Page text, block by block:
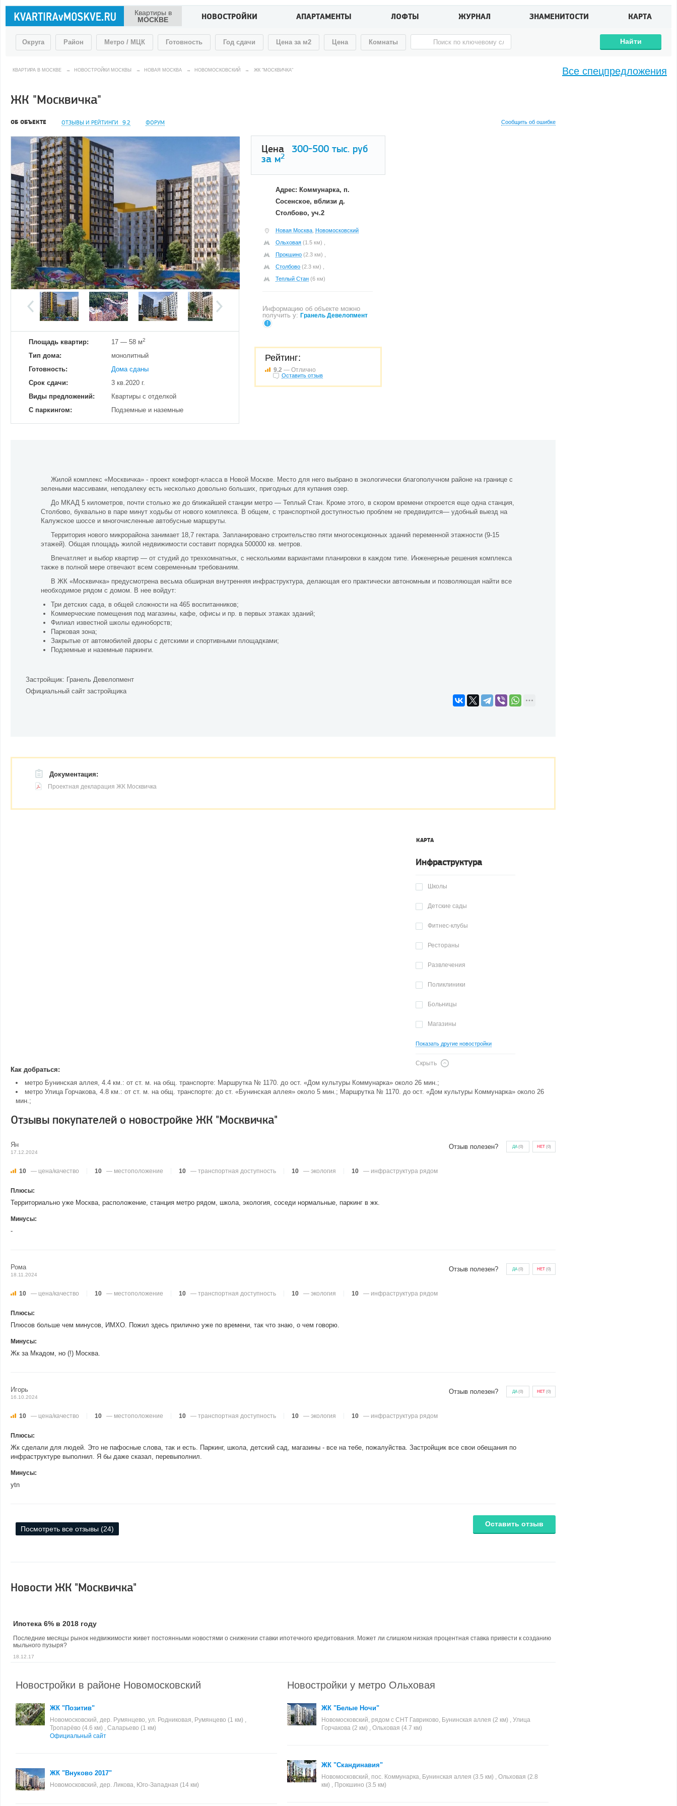
Квартиры в
МОСКВЕ
НОВОСТРОЙКИ АПАРТАМЕНТЫ ЛОФТЫ ЖУРНАЛ ЗНАМЕНИТОСТИ КАРТА
Округа Район Метро / МЦК Готовность Год сдачи Цена за м2 Цена Комнаты Найти
КВАРТИРА В МОСКВЕ → НОВОСТРОЙКИ МОСКВЫ → НОВАЯ МОСКВА → НОВОМОСКОВСКИЙ → ЖК "МОСКВИЧКА"
ЖК "Москвичка"
ОБ ОБЪЕКТЕ ОТЗЫВЫ И РЕЙТИНГИ 9.2 ФОРУМ Сообщить об ошибке
Добавить фотографию Изменено: 23.11.2023 Просмотров 49325
Площадь квартир: 17 — 58 м2
Тип дома:
монолитный
Готовность:
Дома сданы
Срок сдачи:
3 кв.2020 г.
Виды предложений:
Квартиры с отделкой
С паркингом:
Подземные и наземные
Цена 300-500 тыс. руб
за м2
Адрес: Коммунарка, п.
Сосенское, вблизи д.
Столбово, уч.2
Новая Москва Новомосковский
Ольховая (1.5 км) ,
Прокшино (2.3 км) ,
Столбово (2.3 км) ,
Теплый Стан (6 км)
Информацию об объекте можно
получить у: Гранель Девелопмент
Рейтинг:
9.2 — Отлично
Оставить отзыв
Жилой комплекс «Москвичка» - проект комфорт-класса в Новой Москве. Место для него выбрано в экологически благополучном районе на границе с
зелеными массивами, неподалеку есть несколько довольно больших, пригодных для купания озер.
До МКАД 5 километров, почти столько же до ближайшей станции метро — Теплый Стан. Кроме этого, в скором времени откроется еще одна станция,
Столбово, буквально в паре минут ходьбы от нового комплекса. В общем, с транспортной доступностью проблем не предвидится— удобный выезд на
Калужское шоссе и многочисленные автобусные маршруты.
Территория нового микрорайона занимает 18,7 гектара. Запланировано строительство пяти многосекционных зданий переменной этажности (9-15
этажей). Общая площадь жилой недвижимости составит порядка 500000 кв. метров.
Впечатляет и выбор квартир — от студий до трехкомнатных, с несколькими вариантами планировки в каждом типе. Инженерные решения комплекса
также в полной мере отвечают всем современным требованиям.
В ЖК «Москвичка» предусмотрена весьма обширная внутренняя инфраструктура, делающая его практически автономным и позволяющая найти все
необходимое рядом с домом. В нее войдут:
Три детских сада, в общей сложности на 465 воспитанников;
Коммерческие помещения под магазины, кафе, офисы и пр. в первых этажах зданий;
Филиал известной школы единоборств;
Парковая зона;
Закрытые от автомобилей дворы с детскими и спортивными площадками;
Подземные и наземные паркинги.
Застройщик: Гранель Девелопмент
Официальный сайт застройщика
Документация:
Проектная декларация ЖК Москвичка
КАРТА
Инфраструктура
Школы
Детские сады
Фитнес-клубы
Рестораны
Развлечения
Поликлиники
Больницы
Магазины
Показать другие новостройки
Скрыть
Как добраться:
метро Бунинская аллея, 4.4 км.: от ст. м. на общ. транспорте: Маршрутка № 1170. до ост. «Дом культуры Коммунарка» около 26 мин.;
метро Улица Горчакова, 4.8 км.: от ст. м. на общ. транспорте: до ст. «Бунинская аллея» около 5 мин.; Маршрутка № 1170. до ост. «Дом культуры Коммунарка» около 26
мин.;
Отзывы покупателей о новостройке ЖК "Москвичка"
Ян
17.12.2024
Отзыв полезен? ДА(0) НЕТ (0)
10 — цена/качество 10 — местоположение 10 — транспортная доступность 10 — экология 10 — инфраструктура рядом
Плюсы:
Территориально уже Москва, расположение, станция метро рядом, школа, экология, соседи нормальные, паркинг в жк.
Минусы:
-
Рома
18.11.2024
Отзыв полезен? ДА(0) НЕТ (0)
10 — цена/качество 10 — местоположение 10 — транспортная доступность 10 — экология 10 — инфраструктура рядом
Плюсы:
Плюсов больше чем минусов, ИМХО. Пожил здесь прилично уже по времени, так что знаю, о чем говорю.
Минусы:
Жк за Мкадом, но (!) Москва.
Игорь
16.10.2024
Отзыв полезен? ДА(0) НЕТ (0)
10 — цена/качество 10 — местоположение 10 — транспортная доступность 10 — экология 10 — инфраструктура рядом
Плюсы:
Жк сделали для людей. Это не пафосные слова, так и есть. Паркинг, школа, детский сад, магазины - все на тебе, пожалуйства. Застройщик все свои обещания по
инфраструктуре выполнил. Я бы даже сказал, перевыполнил.
Минусы:
ytn
Посмотреть все отзывы (24)
Оставить отзыв
Новости ЖК "Москвичка"
Ипотека 6% в 2018 году
Последние месяцы рынок недвижимости живет постоянными новостями о снижении ставки ипотечного кредитования. Может ли слишком низкая процентная ставка привести к созданию
мыльного пузыря?
18.12.17
Новостройки в районе Новомосковский
ЖК "Позитив"
Новомосковский, дер. Румянцево, ул. Родниковая, Румянцево (1 км) ,
Тропарёво (4.6 км) , Саларьево (1 км)
Официальный сайт
ЖК "Внуково 2017"
Новомосковский, дер. Ликова, Юго-Западная (14 км)
Новостройки у метро Ольховая
ЖК "Белые Ночи"
Новомосковский, рядом с СНТ Гавриково, Бунинская аллея (2 км) , Улица
Горчакова (2 км) , Ольховая (4.7 км)
ЖК "Скандинавия"
Новомосковский, пос. Коммунарка, Бунинская аллея (3.5 км) , Ольховая (2.8
км) , Прокшино (3.5 км)
Все спецпредложения